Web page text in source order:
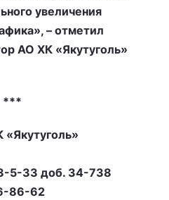
увеличения
– отметил
АО ХК «Якутуголь»
***
5-33 доб. 34-738
86-62